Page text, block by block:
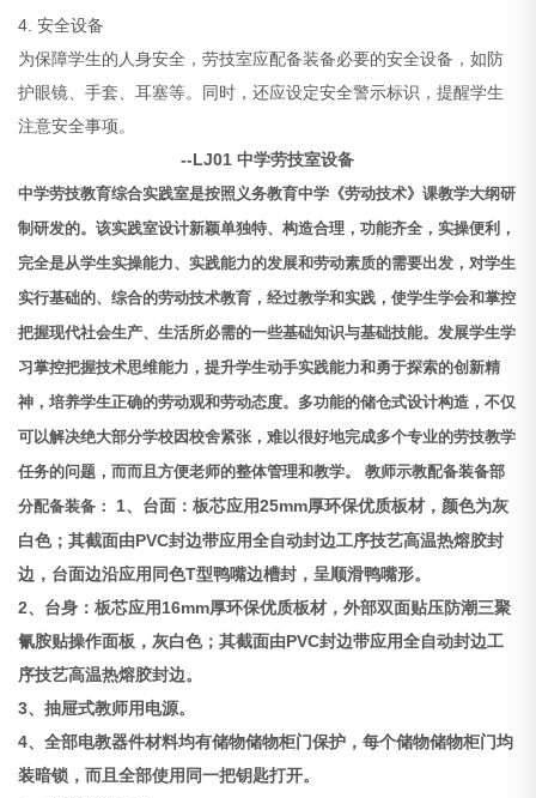
4. 安全设备
为保障学生的人身安全，劳技室应配备装备必要的安全设备，如防
护眼镜、手套、耳塞等。同时，还应设定安全警示标识，提醒学生
注意安全事项。
--LJ01中学劳技室设备
中学劳技教育综合实践室是按照义务教育中学《劳动技术》课教学大纲研
制研发的。该实践室设计新颖单独特、构造合理，功能齐全，实操便利，
完全是从学生实操能力、实践能力的发展和劳动素质的需要出发，对学生
实行基础的、综合的劳动技术教育，经过教学和实践，使学生学会和掌控
把握现代社会生产、生活所必需的一些基础知识与基础技能。发展学生学
习掌控把握技术思维能力，提升学生动手实践能力和勇于探索的创新精
神，培养学生正确的劳动观和劳动态度。多功能的储仓式设计构造，不仅
可以解决绝大部分学校因校舍紧张，难以很好地完成多个专业的劳技教学
任务的问题，而而且方便老师的整体管理和教学。
教师示教配备装备部
分配备装备：
1、台面：板芯应用25mm厚环保优质板材，颜色为灰
白色；其截面由PVC封边带应用全自动封边工序技艺高温热熔胶封
边，台面边沿应用同色T型鸭嘴边槽封，呈顺滑鸭嘴形。
2、台身：板芯应用16mm厚环保优质板材，外部双面贴压防潮三聚
氰胺贴操作面板，灰白色；其截面由PVC封边带应用全自动封边工
序技艺高温热熔胶封边。
3、抽屉式教师用电源。
4、全部电教器件材料均有储物储物柜门保护，每个储物储物柜门均
装暗锁，而且全部使用同一把钥匙打开。